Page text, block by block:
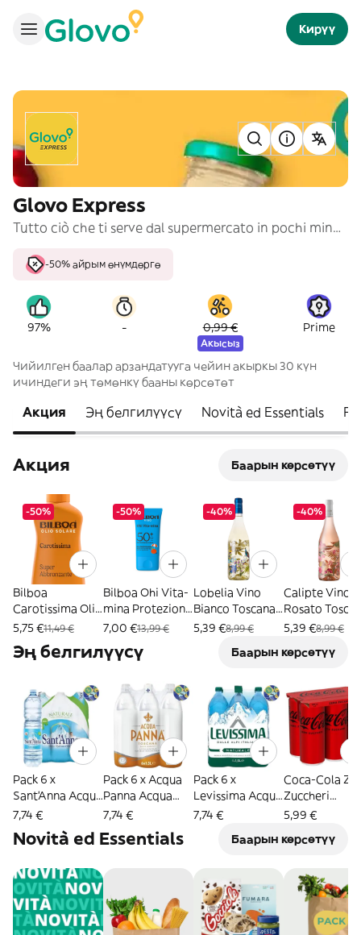
Кирүү
Glovo Express
Tutto ciò che ti serve dal supermercato in pochi minuti!
-50% айрым өнүмдөргө
97% - 0,99 €
Акысыз
Prime
Чийилген баалар арзандатууга чейин акыркы 30 күн
ичиндеги эң төмөнкү бааны көрсөтөт
Акция Эң белгилүүсү Novità ed Essentials
Акция Баарын көрсөтүү
-50%
Bilboa
Carotissima Olio
Abbronzante
200ml
5,75 €11,49 €
-50%
Bilboa Ohi Vita-
mina Protezione
Viso SPF 50+ 40
7,00 €13,99 €
-40%
Lobelia Vino
Bianco Toscana
IGT 75cl
5,39 €8,99 €
-40%
Calipte Vino
Rosato
75cl
5,39 €8,99 €
Эң белгилүүсү Баарын көрсөтүү
Pack 6 x
Sant'Anna Acqua
Naturale 1,5L
7,74 €
Pack 6 x Acqua
Panna Acqua
Naturale 1,5L
7,74 €
Pack 6 x
Levissima Acqua
Minerale
Oligominerale
7,74 €
Coca-Cola
Zuccheri
6x330ml
5,99 €
Novità ed Essentials Баарын көрсөтүү